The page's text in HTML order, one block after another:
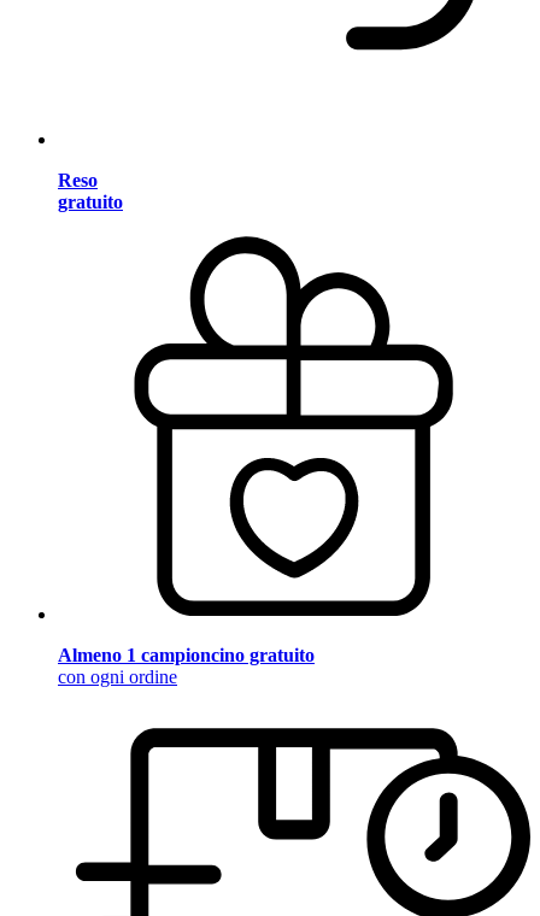
Reso
gratuito
Almeno 1 campioncino gratuito
con ogni ordine